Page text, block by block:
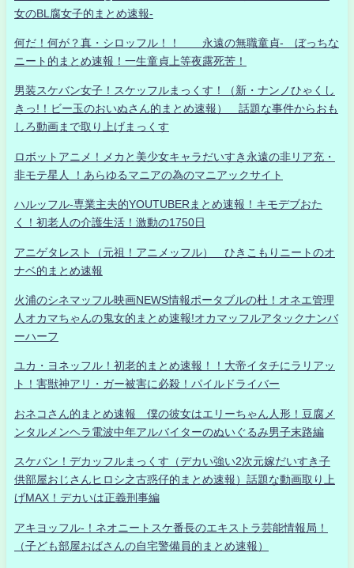
女のBL腐女子的まとめ速報-
何だ！何が？真・シロッフル！！ 永遠の無職童貞- ぼっちな
ニート的まとめ速報！一生童貞上等夜露死苦！
男装スケバン女子！スケッフルまっくす！（新・ナンノひゃくし
きっ!！ビー玉のおいぬさん的まとめ速報） 話題な事件からおも
しろ動画まで取り上げまっくす
ロボットアニメ！メカと美少女キャラだいすき永遠の非リア充・
非モテ星人 ！あらゆるマニアの為のマニアックサイト
ハルッフル-専業主夫的YOUTUBERまとめ速報！キモデブおた
く！初老人の介護生活！激動の1750日
アニゲタレスト（元祖！アニメッフル） ひきこもりニートのオ
ナベ的まとめ速報
火浦のシネマッフル映画NEWS情報ポータブルの杜！オネエ管理
人オカマちゃんの鬼女的まとめ速報!オカマッフルアタックナンバ
ーハーフ
ユカ・ヨネッフル！初老的まとめ速報！！大帝イタチにラリアッ
ト！害獣神アリ・ガー被害に必殺！パイルドライバー
おネコさん的まとめ速報 僕の彼女はエリーちゃん人形！豆腐メ
ンタルメンヘラ電波中年アルバイターのぬいぐるみ男子末路編
スケバン！デカッフルまっくす（デカい強い2次元嫁だいすき子
供部屋おじさんヒロシ之古惑仔的まとめ速報）話題な動画取り上
げMAX！デカいは正義刑事編
アキヨッフル-！ネオニートスケ番長のエキストラ芸能情報局！
（子ども部屋おばさんの自宅警備員的まとめ速報）